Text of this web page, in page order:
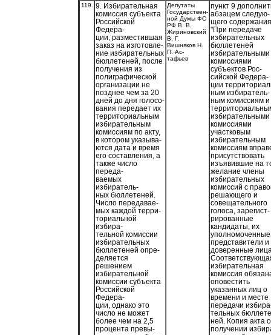
119.
9. Избирательная
комиссия субъекта
Российской
Федера-
ции, разместившая
заказ на изготовле-
ние избирательных
бюллетеней, после
получения из
полиграфической
организации не
позднее чем за 20
дней до дня голосо-
вания передает их
территориальным
избирательным
комиссиям по акту,
в котором указыва-
ются дата и время
его составления, а
также число
переда-
ваемых
избиратель-
ных бюллетеней.
Число передавае-
мых каждой терри-
ториальной
избира-
тельной комиссии
избирательных
бюллетеней опре-
деляется
решением
избирательной
комиссии субъекта
Российской
Федера-
ции, однако это
число не может
более чем на 2,5
процента превы-
Депутаты
Государствен-
ной Думы ФС
РФ В. В.
Жириновский
В. Г.
Вишняков Н.
П. Ас-
тафьев
пункт 9
абзацем следую-
щего
"При передаче
избирательных
бюллетеней
избирательными
комиссиями
субъектов Рос-
сийской Федера-
ции
ным избиратель-
ным комиссиям и
избирательными
комиссиями
участковым
избирательным
комиссиям
присутствовать
изъявившие на
желание члены
избирательных
комиссий с
решающего и
совещательного
голоса, зарегист-
рированные
кандидаты, их
уполномоченные
представители и
доверенные
избирательная
комиссия
оповестить
указанных лиц о
времени и месте
передачи
тельных
ней. Копия акта о
получении